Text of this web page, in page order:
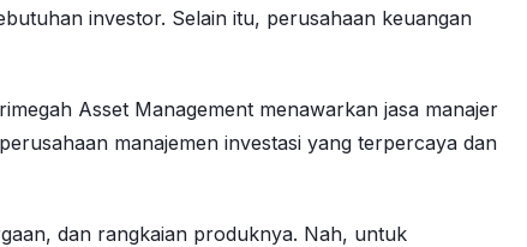
investor. Selain itu, perusahaan keuangan
Asset Management menawarkan jasa manajer
manajemen investasi yang terpercaya dan
dan rangkaian produknya. Nah, untuk